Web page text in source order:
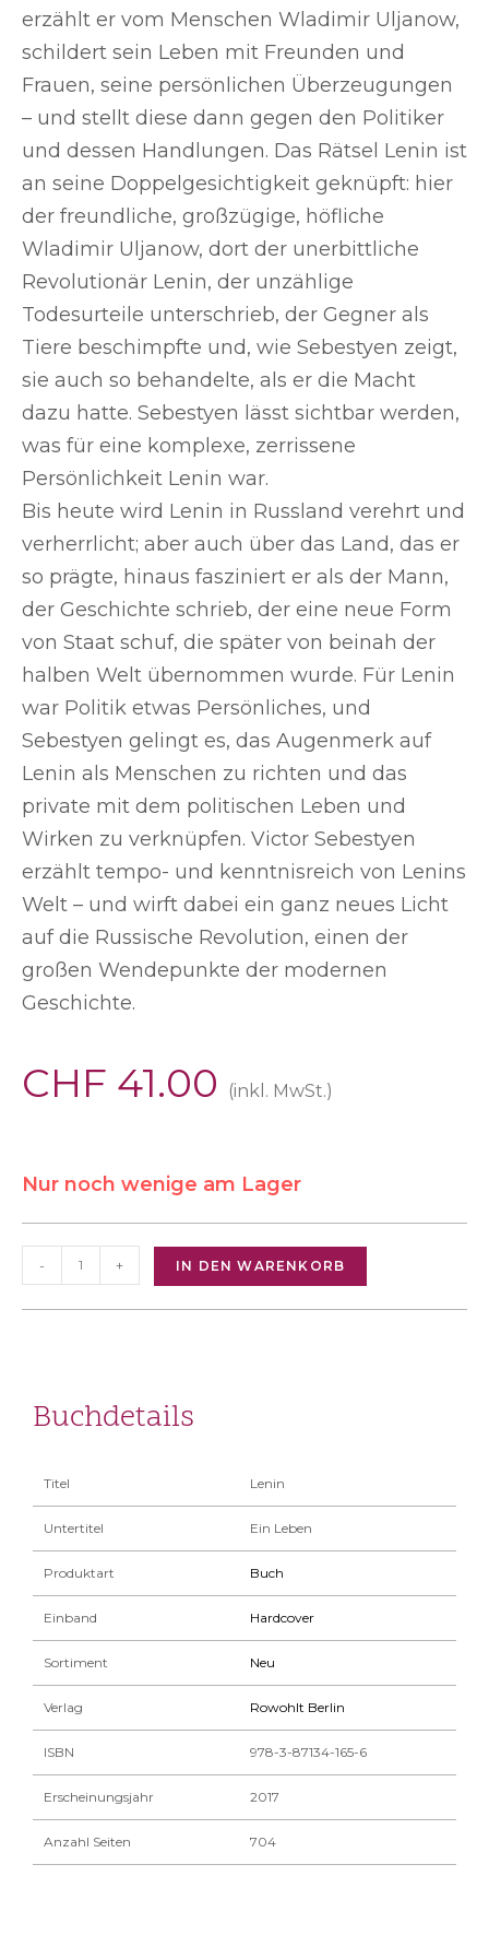
erzählt er vom Menschen Wladimir Uljanow,
schildert sein Leben mit Freunden und
Frauen, seine persönlichen Überzeugungen
– und stellt diese dann gegen den Politiker
und dessen Handlungen. Das Rätsel Lenin ist
an seine Doppelgesichtigkeit geknüpft: hier
der freundliche, großzügige, höfliche
Wladimir Uljanow, dort der unerbittliche
Revolutionär Lenin, der unzählige
Todesurteile unterschrieb, der Gegner als
Tiere beschimpfte und, wie Sebestyen zeigt,
sie auch so behandelte, als er die Macht
dazu hatte. Sebestyen lässt sichtbar werden,
was für eine komplexe, zerrissene
Persönlichkeit Lenin war.
Bis heute wird Lenin in Russland verehrt und
verherrlicht; aber auch über das Land, das er
so prägte, hinaus fasziniert er als der Mann,
der Geschichte schrieb, der eine neue Form
von Staat schuf, die später von beinah der
halben Welt übernommen wurde. Für Lenin
war Politik etwas Persönliches, und
Sebestyen gelingt es, das Augenmerk auf
Lenin als Menschen zu richten und das
private mit dem politischen Leben und
Wirken zu verknüpfen. Victor Sebestyen
erzählt tempo- und kenntnisreich von Lenins
Welt – und wirft dabei ein ganz neues Licht
auf die Russische Revolution, einen der
großen Wendepunkte der modernen
Geschichte.
CHF 41.00 (inkl. MwSt.)
Nur noch wenige am Lager
- + IN DEN WARENKORB
Buchdetails
Titel Lenin
Untertitel Ein Leben
Produktart Buch
Einband Hardcover
Sortiment Neu
Verlag Rowohlt Berlin
ISBN 978-3-87134-165-6
Erscheinungsjahr 2017
Anzahl Seiten 704